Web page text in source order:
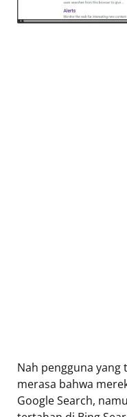
Nah pengguna
merasa bahwa
Google Search,